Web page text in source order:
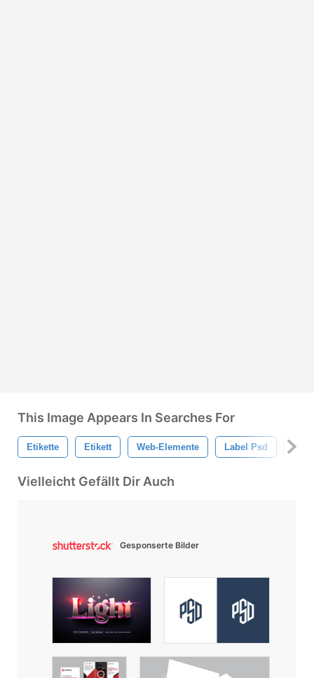
This Image Appears In Searches For
Etikette Etikett Web-Elemente Label Psd
Vielleicht Gefällt Dir Auch
Gesponserte Bilder